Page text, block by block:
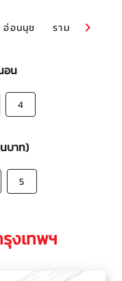
อ่อนนุช รามคำแหง
อน
4
บาท)
5
งเทพฯ